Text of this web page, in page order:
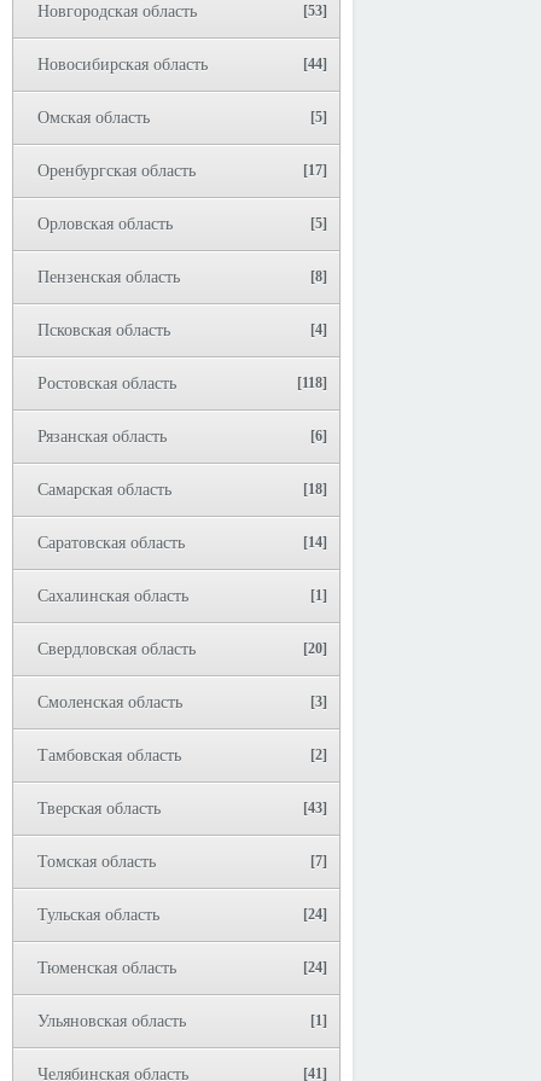
Новгородская область [53]
Новосибирская область [44]
Омская область [5]
Оренбургская область [17]
Орловская область [5]
Пензенская область [8]
Псковская область [4]
Ростовская область [118]
Рязанская область [6]
Самарская область [18]
Саратовская область [14]
Сахалинская область [1]
Свердловская область [20]
Смоленская область [3]
Тамбовская область [2]
Тверская область [43]
Томская область [7]
Тульская область [24]
Тюменская область [24]
Ульяновская область [1]
Челябинская область [41]